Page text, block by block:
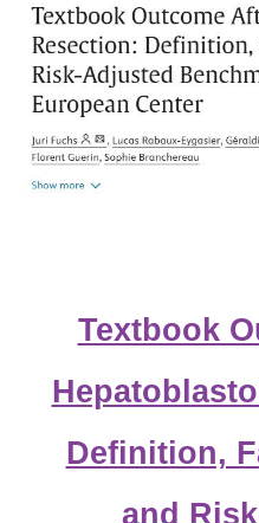
Textbook
Definition,
and